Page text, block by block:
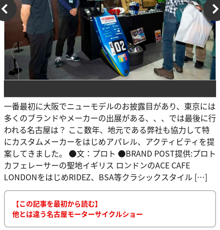
一番最初に大阪でニューモデルのお披露目があり、東京には
多くのブランドやメーカーの出展がある、、、では最後に行
われる名古屋は？ ここ数年、地元である弊社も協力して特
にカスタムメーカーをはじめアパレル、アクティビティを提
案してきました。 ●文：プロト ●BRAND POST提供:プロト
カフェレーサーの聖地イギリス ロンドンのACE CAFE
LONDONをはじめRIDEZ、BSA等クラシックスタイル […]
【この記事を最初から読む】
他とは違う名古屋モーターサイクルショー